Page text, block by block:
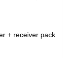
+ receiver pack